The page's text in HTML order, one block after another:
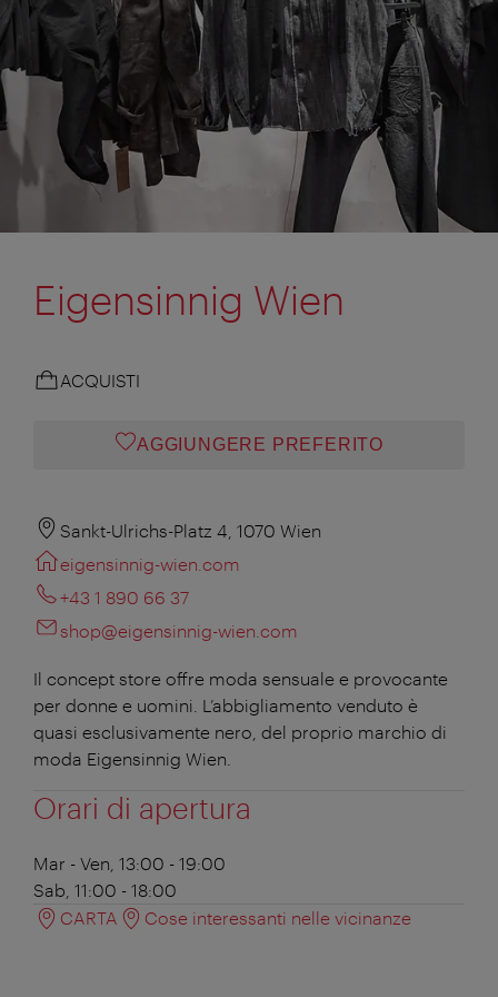
Eigensinnig Wien
ACQUISTI
AGGIUNGERE PREFERITO
Sankt-Ulrichs-Platz 4, 1070 Wien
eigensinnig-wien.com
+43 1 890 66 37
shop@eigensinnig-wien.com
Il concept store offre moda sensuale e provocante
per donne e uomini. L’abbigliamento venduto è
quasi esclusivamente nero, del proprio marchio di
moda Eigensinnig Wien.
Orari di apertura
Mar - Ven, 13:00 - 19:00
Sab, 11:00 - 18:00
CARTA
Cose interessanti nelle vicinanze